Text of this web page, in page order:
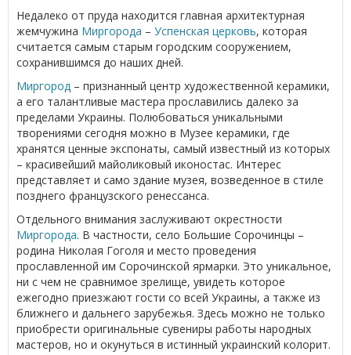
Недалеко от пруда находится главная архитектурная
жемчужина Миргорода – Успенская церковь, которая
считается самым старым городским сооружением,
сохранившимся до наших дней.
Миргород – признанный центр художественной керамики,
а его талантливые мастера прославились далеко за
пределами Украины. Полюбоваться уникальными
творениями сегодня можно в Музее керамики, где
хранятся ценные экспонаты, самый известный из которых
– красивейший майоликовый иконостас. Интерес
представляет и само здание музея, возведенное в стиле
позднего французского ренессанса.
Отдельного внимания заслуживают окрестности
Миргорода. В частности, село Большие Сорочинцы –
родина Николая Гоголя и место проведения
прославленной им Сорочинской ярмарки. Это уникальное,
ни с чем не сравнимое зрелище, увидеть которое
ежегодно приезжают гости со всей Украины, а также из
ближнего и дальнего зарубежья. Здесь можно не только
приобрести оригинальные сувениры работы народных
мастеров, но и окунуться в истинный украинский колорит.